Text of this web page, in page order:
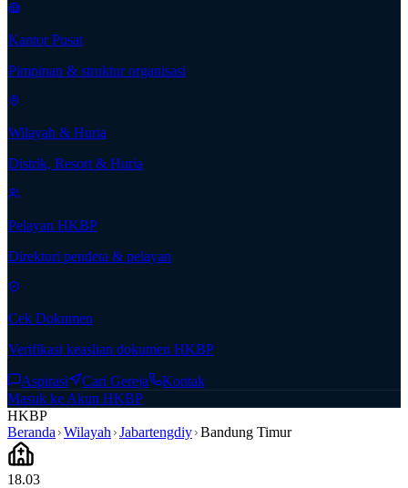
Kantor Pusat
Pimpinan & struktur organisasi
Wilayah & Huria
Distrik, Resort & Huria
Pelayan HKBP
Direktori pendeta & pelayan
Cek Dokumen
Verifikasi keaslian dokumen HKBP
Aspirasi Cari Gereja
Kontak
Masuk ke Akun HKBP
HKBP
Beranda Wilayah Jabartengdiy Bandung Timur
18.03